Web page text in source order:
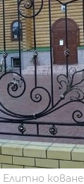
Елитно коване